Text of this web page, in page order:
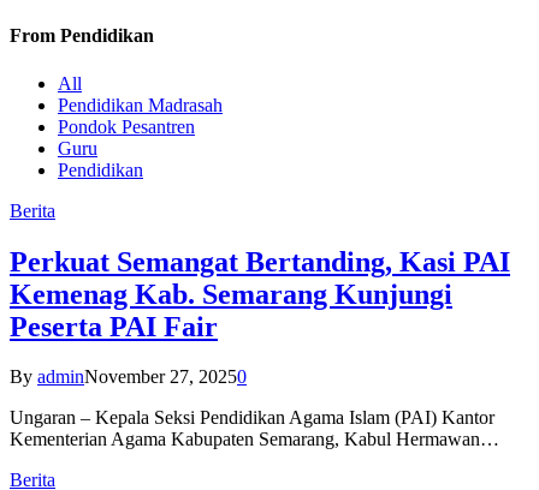
From Pendidikan
All
Pendidikan Madrasah
Pondok Pesantren
Guru
Pendidikan
Berita
Perkuat Semangat Bertanding, Kasi PAI
Kemenag Kab. Semarang Kunjungi
Peserta PAI Fair
By adminNovember 27, 20250
Ungaran – Kepala Seksi Pendidikan Agama Islam (PAI) Kantor
Kementerian Agama Kabupaten Semarang, Kabul Hermawan…
Berita